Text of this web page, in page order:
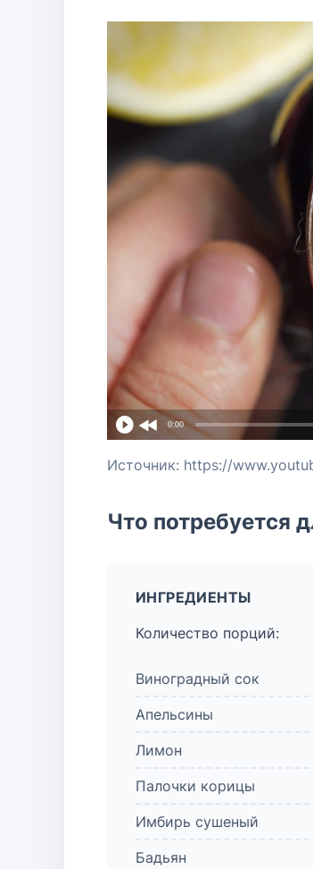
0:00
Источник: https://
Что потребуется
ИНГРЕДИЕНТЫ
Количество порций:
Виноградный сок
Апельсины
Лимон
Палочки корицы
Имбирь сушеный
Бадьян